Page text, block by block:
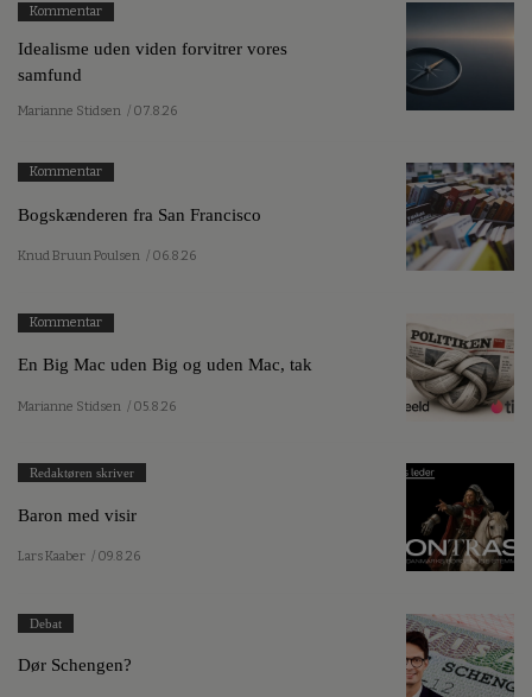
Kommentar
Idealisme uden viden forvitrer vores
samfund
Marianne Stidsen / 07.8.26
Kommentar
Bogskænderen fra San Francisco
Knud Bruun Poulsen / 06.8.26
Kommentar
En Big Mac uden Big og uden Mac, tak
Marianne Stidsen / 05.8.26
Redaktøren skriver
Baron med visir
Lars Kaaber / 09.8.26
Debat
Dør Schengen?